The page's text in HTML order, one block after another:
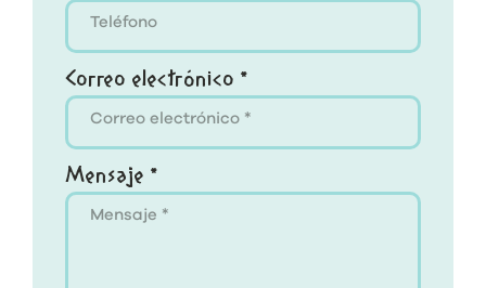
Correo electrónico *
Mensaje *